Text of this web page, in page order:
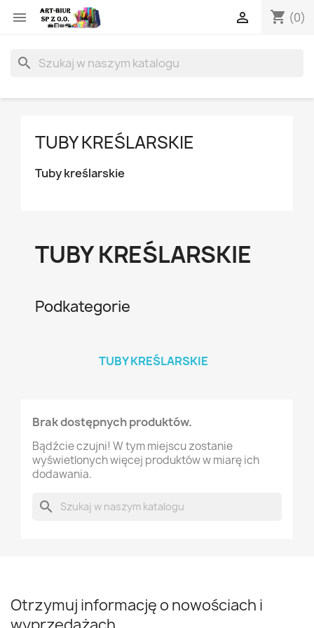
 shopping_cart (0)

search
TUBY KREŚLARSKIE
Tuby kreślarskie
TUBY KREŚLARSKIE
Podkategorie
TUBY KREŚLARSKIE
Brak dostępnych produktów.
Bądźcie czujni! W tym miejscu zostanie
wyświetlonych więcej produktów w miarę ich
dodawania.
search
Otrzymuj informację o nowościach i